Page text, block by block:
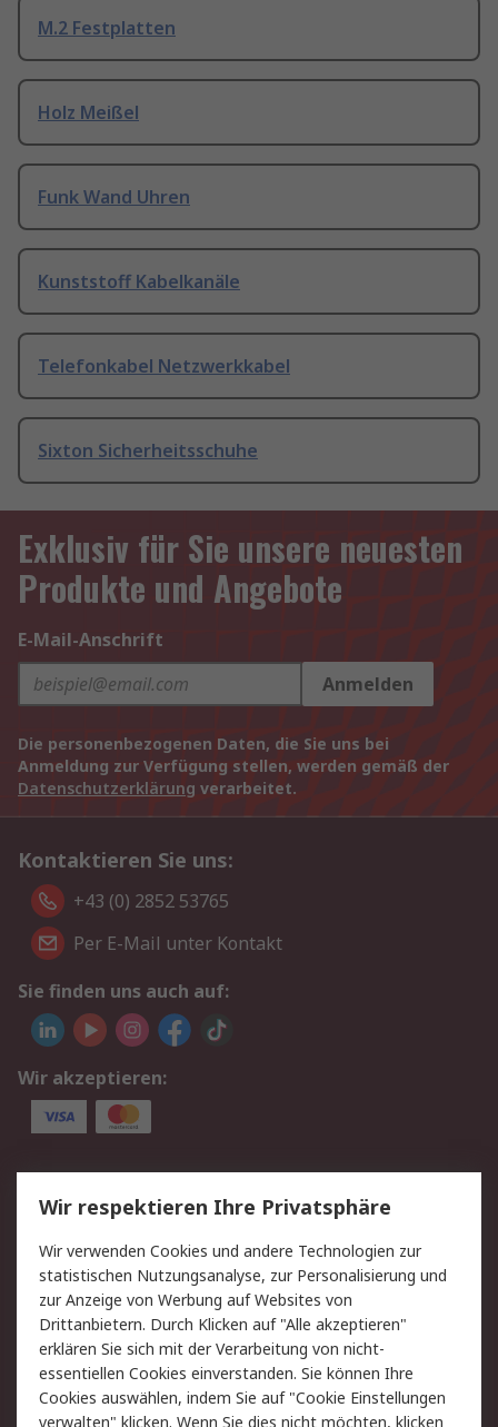
M.2 Festplatten
Holz Meißel
Funk Wand Uhren
Kunststoff Kabelkanäle
Telefonkabel Netzwerkkabel
Sixton Sicherheitsschuhe
Exklusiv für Sie unsere neuesten
Produkte und Angebote
E-Mail-Anschrift
Anmelden
Die personenbezogenen Daten, die Sie uns bei
Anmeldung zur Verfügung stellen, werden gemäß der
Datenschutzerklärung verarbeitet.
Kontaktieren Sie uns:
+43 (0) 2852 53765
Per E-Mail unter Kontakt
Sie finden uns auch auf:
Wir akzeptieren:
Service
Value Added Services
Lieferlösungen
Rücksendung/Entsorgung Kontakt
Hilfe
Rechtliches
RS Verkaufs- und
Lieferbedingungen
Datenschutz
Wir respektieren Ihre Privatsphäre
Wir verwenden Cookies und andere Technologien zur
statistischen Nutzungsanalyse, zur Personalisierung und
zur Anzeige von Werbung auf Websites von
Drittanbietern. Durch Klicken auf "Alle akzeptieren"
erklären Sie sich mit der Verarbeitung von nicht-
essentiellen Cookies einverstanden. Sie können Ihre
Cookies auswählen, indem Sie auf "Cookie Einstellungen
verwalten" klicken. Wenn Sie dies nicht möchten, klicken